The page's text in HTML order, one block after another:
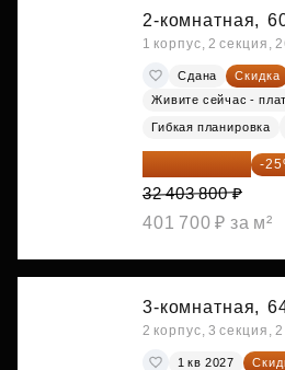
2-комнатная,
1 корпус, 2 секция,
Сдана Скидка
Живите сейчас -
Гибкая планировка
24 302 850 ₽ -
32 403 800 ₽
401 700 ₽ за м²
3-комнатная,
2 корпус, 3 секция,
1 кв 2027